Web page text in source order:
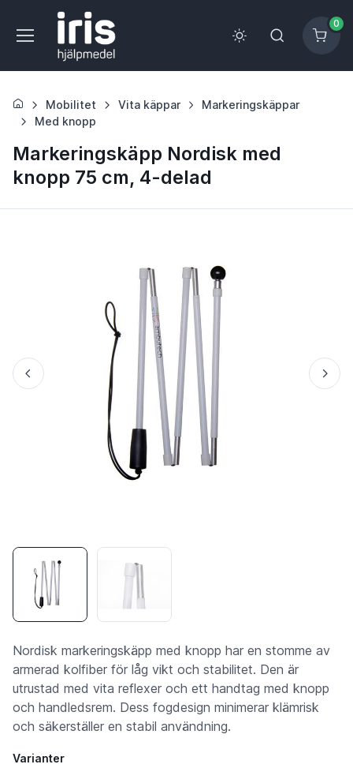
0
Mobilitet Vita käppar
Markeringskäppar
Med knopp
Markeringskäpp Nordisk med
knopp 75 cm, 4-delad
Nordisk markeringskäpp med knopp har en stomme av
armerad kolfiber för låg vikt och stabilitet. Den är
utrustad med vita reflexer och ett handtag med knopp
och handledsrem. Dess fogdesign minimerar klämrisk
och säkerställer en stabil användning.
Varianter